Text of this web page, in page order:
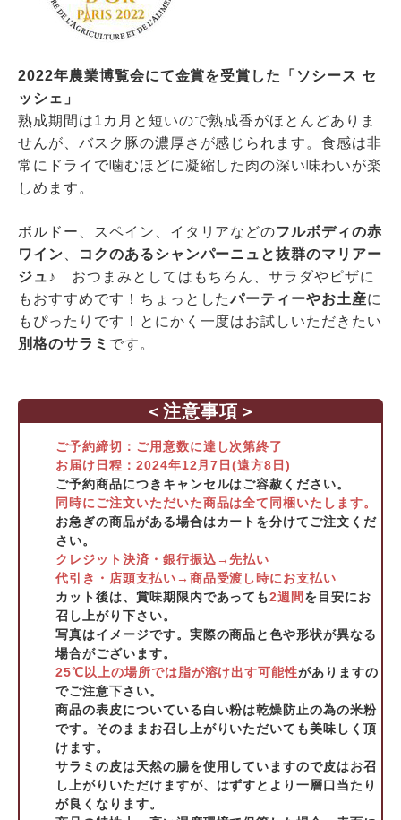
2022年農業博覧会にて金賞を受賞した「ソシース セ
ッシェ」
熟成期間は1カ月と短いので熟成香がほとんどありま
せんが、バスク豚の濃厚さが感じられます。食感は非
常にドライで噛むほどに凝縮した肉の深い味わいが楽
しめます。
ボルドー、スペイン、イタリアなどのフルボディの赤
ワイン
コクのあるシャンパーニュと抜群のマリアー
ジュ♪ おつまみとしてはもちろん、サラダやピザに
もおすすめです！ちょっとしたパーティーやお土産に
もぴったりです！とにかく一度はお試しいただきたい
別格のサラミ です。
＜注意事項＞
ご予約締切：ご用意数に達し次第終了
お届け日程：2024年12月7日(遠方8日)
ご予約商品につきキャンセルはご容赦ください。
同時にご注文いただいた商品は全て同梱いたします。
お急ぎの商品がある場合はカートを分けてご注文くだ
さい。
クレジット決済・銀行振込→先払い
代引き・店頭支払い→商品受渡し時にお支払い
カット後は、賞味期限内であっても2週間 を目安にお
召し上がり下さい。
写真はイメージです。実際の商品と色や形状が異なる
場合がございます。
25℃以上の場所では脂が溶け出す可能性がありますの
でご注意下さい。
商品の表皮についている白い粉は乾燥防止の為の米粉
です。そのままお召し上がりいただいても美味しく頂
けます。
サラミの皮は天然の腸を使用していますので皮はお召
し上がりいただけますが、はずすとより一層口当たり
が良くなります。